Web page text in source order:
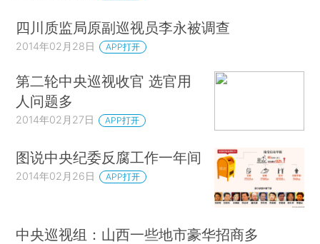
四川质监局原副巡视员李永被调查
2014年02月28日 APP打开
第二轮中央巡视收官 选官用
人问题多
2014年02月27日 APP打开
图说中央纪委反腐工作一年间
2014年02月26日 APP打开
中央巡视组：山西一些地市豪华招商多